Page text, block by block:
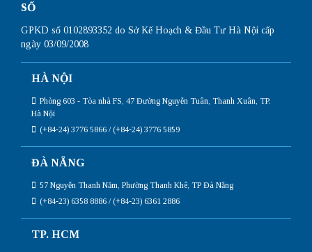
SỐ
GPKD số 0102893352 do Sở Kế Hoạch & Đầu Tư Hà Nội cấp
ngày 03/09/2008
HÀ NỘI
Phòng 603 - Tòa nhà FS, 47 Đường Nguyễn Tuân, Thanh Xuân, TP.
Hà Nội
(+84-24) 3776 5866 / (+84-24) 3776 5859
ĐÀ NẴNG
57 Nguyễn Thanh Năm, Phường Thanh Khê, TP Đà Nẵng
(+84-23) 6358 8886 / (+84-23) 6361 2886
TP. HCM